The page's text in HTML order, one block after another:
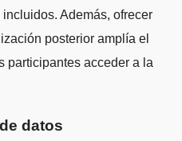
Además, ofrecer
posterior amplía el
participantes acceder a la
datos